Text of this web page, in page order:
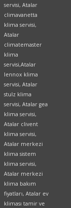
servisi, Atalar
climavanetta
klima servisi,
Atalar
climatemaster
klima
servisi,Atalar
lennox klima
servisi, Atalar
stulz klima
servisi, Atalar gea
klima servisi,
Atalar clivent
klima servisi,
Atalar merkezi
klima sistem
klima servisi,
Atalar merkezi
klima bakım
fiyatları, Atalar ev
kliması tamir ve